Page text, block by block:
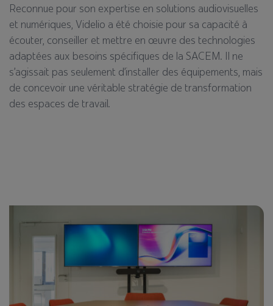
Reconnue pour son expertise en solutions audiovisuelles
et numériques, Videlio a été choisie pour sa capacité à
écouter, conseiller et mettre en œuvre des technologies
adaptées aux besoins spécifiques de la SACEM. Il ne
s’agissait pas seulement d’installer des équipements, mais
de concevoir une véritable stratégie de transformation
des espaces de travail.